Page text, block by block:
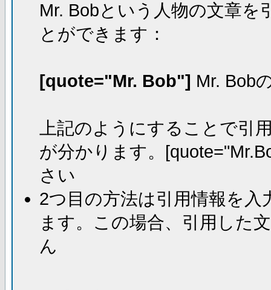
Mr. Bobという人物の文章
とができます：
[quote="Mr. Bob"] Mr. Bob
上記のようにすることで引
が分かります。
さい
2つ目の方法は引用情報を入
ます。この場合、引用した
ん